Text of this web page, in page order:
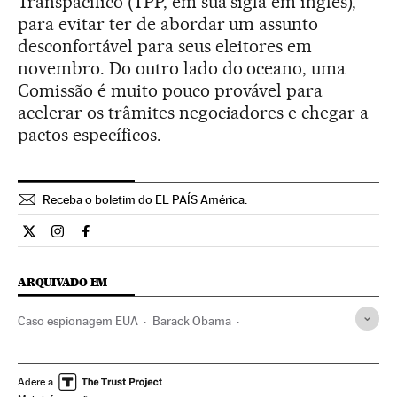
para evitar ter de abordar um assunto
desconfortável para seus eleitores em
novembro. Do outro lado do oceano, uma
Comissão é muito pouco provável para
acelerar os trâmites negociadores e chegar a
pactos específicos.
Receba o boletim do EL PAÍS América.
Economia El País Brasil en Twitter
Economia El País Brasil en Instagram
Economia El País Brasil en Facebook
ARQUIVADO EM
Caso espionagem EUA Barack Obama
Delitos informáticos Serviços inteligência
Adere a